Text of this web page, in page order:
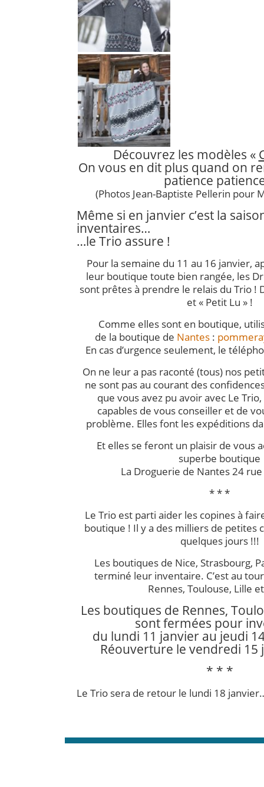
Découvrez les modèles «
On vous en dit plus quand on
patience
(Photos Jean-Baptiste Pellerin pour
Même si en janvier c’est la
inventaires…
…le Trio assure !
Pour la semaine du 11 au 16 janvier,
leur boutique toute bien rangée, les
sont prêtes à prendre le relais du Trio !
et « Petit Lu » !
Comme elles sont en boutique,
de la boutique de Nantes :
En cas d’urgence seulement, le
On ne leur a pas raconté (tous) nos
ne sont pas au courant des
que vous avez pu avoir avec Le
capables de vous conseiller et de
problème. Elles font les expéditions
Et elles se feront un plaisir de vous
superbe boutique
La Droguerie de Nantes 24 rue
* * *
Le Trio est parti aider les copines à
boutique ! Il y a des milliers de petites
quelques jours !!!
Les boutiques de Nice, Strasbourg,
terminé leur inventaire. C’est au
Rennes, Toulouse, Lille
Les boutiques de Rennes,
sont fermées pour
du lundi 11 janvier au jeudi
Réouverture le vendredi 15
* * *
Le Trio sera de retour le lundi 18